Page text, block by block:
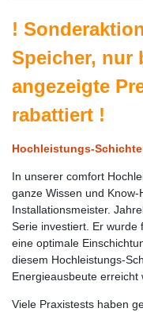
!
Speicher, nur
angezeigte
rabattiert !
Hochleistungs-
In unserer comfort
ganze Wissen und
Installationsmeister.
Serie investiert. Er wurde
eine optimale
diesem Hochleistungs-
Energieausbeute erreicht
Viele Praxistests haben